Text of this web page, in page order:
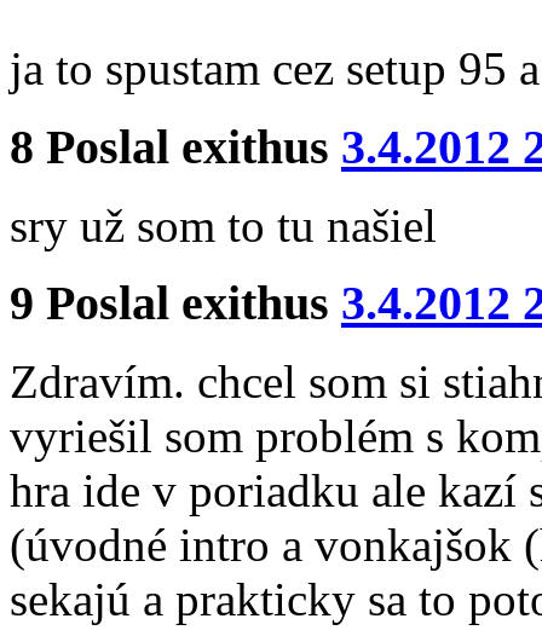
ja to spustam cez setup 95
8 Poslal exithus 3.4.2012
sry už som to tu našiel
9 Poslal exithus 3.4.2012
Zdravím. chcel som si
vyriešil som problém s
hra ide v poriadku ale kazí
(úvodné intro a vonkajšok
sekajú a prakticky sa to